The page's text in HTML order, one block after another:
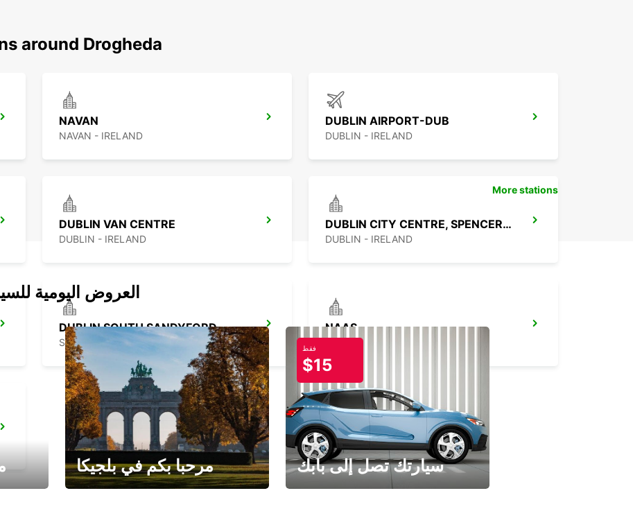
around Drogheda
NAVAN
NAVAN - IRELAND
DUBLIN AIRPORT-DUB
DUBLIN - IRELAND
DUBLIN VAN CENTRE
DUBLIN - IRELAND
DUBLIN CITY CENTRE, SPENCER DOCK
DUBLIN - IRELAND
DUBLIN SOUTH SANDYFORD
SANDYFORD - IRELAND
NAAS
NAAS - IRELAND
More stations
العروض اليومية
مرحبا بكم في بلجيكا
فقط
$15
سيارتك تصل إلى بابك